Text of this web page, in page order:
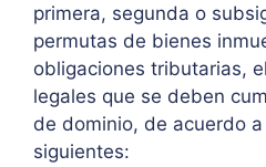
primera, segunda o
permutas de bienes
obligaciones tributarias,
legales que se deben
de dominio, de acuerdo
siguientes: